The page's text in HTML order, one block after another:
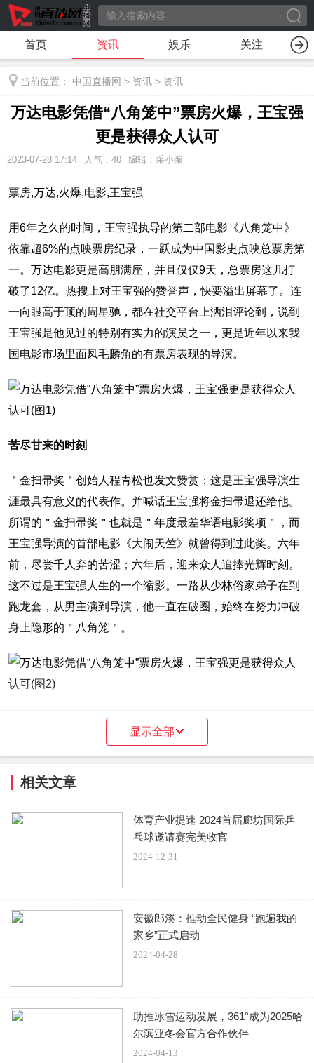
首页 资讯 娱乐 关注
当前位置： 中国直播网 > 资讯 > 资讯
万达电影凭借“八角笼中”票房火爆，王宝强
更是获得众人认可
2023-07-28 17:14 人气： 40 编辑：采小编
票房,万达,火爆,电影,王宝强
用6年之久的时间，王宝强执导的第二部电影《八角笼中》
依靠超6%的点映票房纪录，一跃成为中国影史点映总票房第
一。万达电影更是高朋满座，并且仅仅9天，总票房这几打
破了12亿。热搜上对王宝强的赞誉声，快要溢出屏幕了。连
一向眼高于顶的周星驰，都在社交平台上洒泪评论到，说到
王宝强是他见过的特别有实力的演员之一，更是近年以来我
国电影市场里面凤毛麟角的有票房表现的导演。
苦尽甘来的时刻
＂金扫帚奖＂创始人程青松也发文赞赏：这是王宝强导演生
涯最具有意义的代表作。并喊话王宝强将金扫帚退还给他。
所谓的＂金扫帚奖＂也就是＂年度最差华语电影奖项＂，而
王宝强导演的首部电影《大闹天竺》就曾得到过此奖。六年
前，尽尝千人弃的苦涩；六年后，迎来众人追捧光辉时刻。
这不过是王宝强人生的一个缩影。一路从少林俗家弟子在到
跑龙套，从男主演到导演，他一直在破圈，始终在努力冲破
身上隐形的＂八角笼＂。
有影迷评论说，＂看向腾辉不禁使我产生了一种错觉，好像
是豆蔻年华的王宝强把人生阅历牢牢印在到银幕上，讲述了
子们打破命运的牢笼，教他们练格斗，不断增加强度。只要
累不死，就往死里练。戏外，是王宝强在少林寺的苦练，是
在演戏时的死磕，是不疯魔不成活的不罢休。《八角笼中》
庭，在八岁的时候就被送去少林寺练武，二十岁北漂想当演
员。命运给王宝强安排了一手烂牌：身高一般，不出众的长
上玩出什么花样。
显示全部
相关文章
体育产业提速 2024首届廊坊国际乒
乓球邀请赛完美收官
2024-12-31
安徽郎溪：推动全民健身 “跑遍我的
家乡”正式启动
2024-04-28
助推冰雪运动发展，361°成为2025哈
尔滨亚冬会官方合作伙伴
2024-04-13